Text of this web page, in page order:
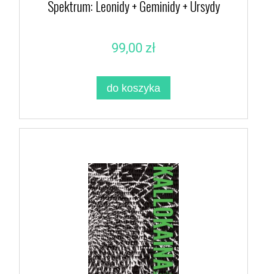
Spektrum: Leonidy + Geminidy + Ursydy
99,00 zł
do koszyka